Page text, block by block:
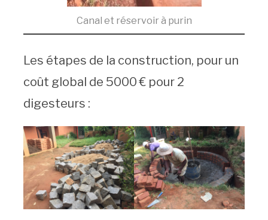
Canal et réservoir à purin
Les étapes de la construction, pour un
coût global de 5000 € pour 2
digesteurs :